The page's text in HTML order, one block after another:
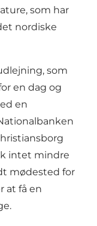
som har
nordiske
som
en dag og
en
intet mindre
mødested for
at få en